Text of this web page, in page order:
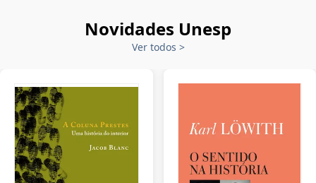
Novidades Unesp
Ver todos >